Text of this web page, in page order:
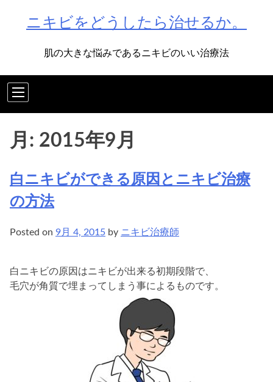
ニキビをどうしたら治せるか。
肌の大きな悩みであるニキビのいい治療法
月: 2015年9月
白ニキビができる原因とニキビ治療
の方法
Posted on 9月 4, 2015 by ニキビ治療師
白ニキビの原因はニキビが出来る初期段階で、
毛穴が角質で埋まってしまう事によるものです。